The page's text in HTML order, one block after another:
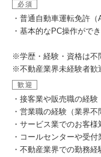
必須
・普通自動車運転免許（
・基本的なPC操作がで
※学歴・経験・資格は不
※不動産業界未経験者歓
歓迎
・接客業や販売職の経験
・営業職の経験（業界不
・サービス業でのお客様
・コールセンターや受
・不動産業界での勤務経